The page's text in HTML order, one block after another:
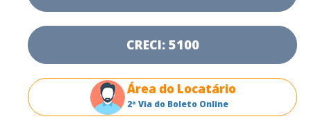
CRECI: 5100
Área do Locatário
2ª Via do Boleto Online